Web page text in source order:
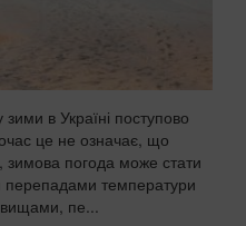
в Україні поступово
це не означає, що
зимова погода може стати
перепадами температури
пе...